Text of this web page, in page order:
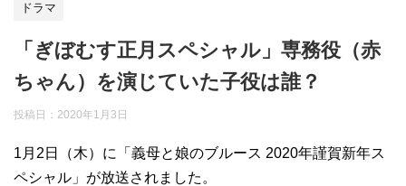
ドラマ
「ぎぼむす正月スペシャル」専務役（赤
ちゃん）を演じていた子役は誰？
投稿日： 2020年1月3日
1月2日（木）に「義母と娘のブルース 2020年謹賀新年ス
ペシャル」が放送されました。